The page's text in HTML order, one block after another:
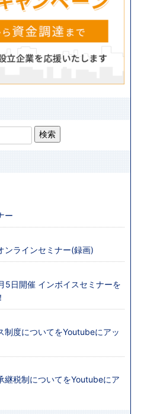
ー
ンラインセミナー(録画)
5日開催 インボイスセミナーを
制度についてをYoutubeにアッ
継税制についてをYoutubeにア